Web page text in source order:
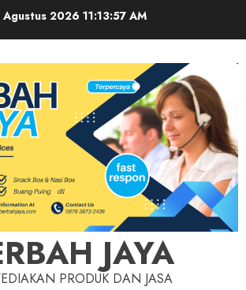
Agustus 2026 11:13:58 AM
JAYA
PRODUK DAN JASA